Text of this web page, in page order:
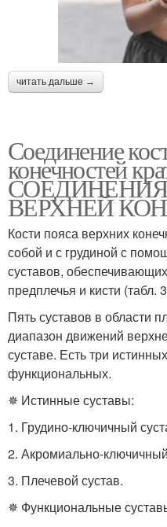
читать дальше →
Соединение
конечностей
ВЕРХНЕЙ
Кости пояса верхних
собой и с грудиной с
суставов,
предплечья и кисти (табл.
Пять суставов в области
диапазон движений
суставе. Есть три
функциональных.
✵ Истинные суставы:
1. Грудино-ключичный
2. Акромиально-
3. Плечевой сустав.
✵ Функциональные